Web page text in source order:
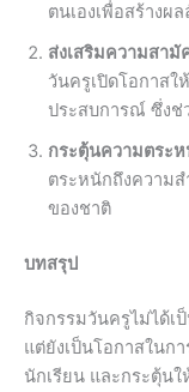
ตนเองเพื่อสร้างผ
ส่งเสริมความสามั
วันครูเปิดโอกาสใ
ประสบการณ์ ซึ่งช่
กระตุ้นความตระ
ตระหนักถึงความ
ของชาติ
บทสรุป
กิจกรรมวันครูไม่ได้เ
แต่ยังเป็นโอกาสในก
นักเรียน และกระตุ้น